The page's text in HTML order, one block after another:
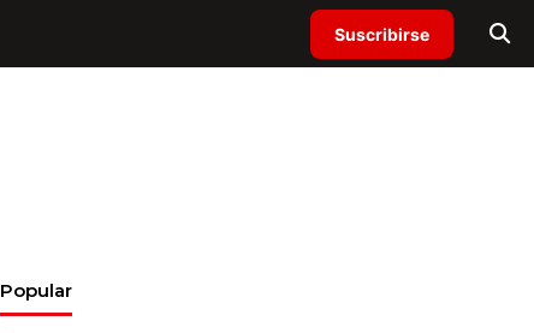
Suscribirse
Popular